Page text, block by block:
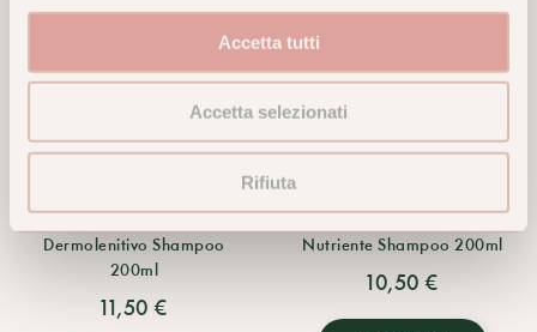
Accetta tutti
Accetta selezionati
Rifiuta
Bionike Defence Hair
Dermolenitivo Shampoo
200ml
11,50 €
Bionike Defence Hair
Nutriente Shampoo 200ml
10,50 €